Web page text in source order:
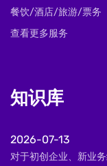
餐饮/酒店/旅游/票务
查看更多服务
知识库
2026-07-13
对于初创企业、新业